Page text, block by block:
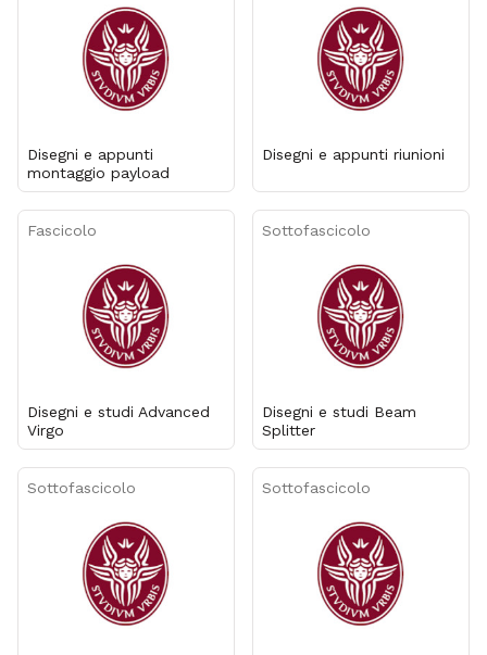
Disegni e appunti
montaggio payload
Disegni e appunti riunioni
Fascicolo
Disegni e studi Advanced
Virgo
Sottofascicolo
Disegni e studi Beam
Splitter
Sottofascicolo Sottofascicolo